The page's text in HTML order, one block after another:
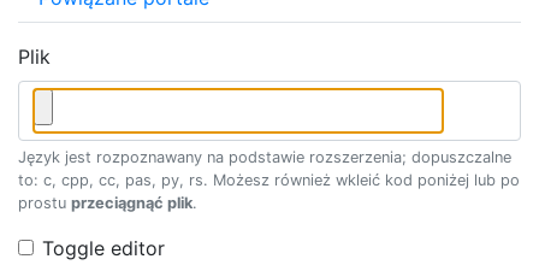
Plik
Język jest rozpoznawany na podstawie rozszerzenia; dopuszczalne
to: c, cpp, cc, pas, py, rs. Możesz również wkleić kod poniżej lub po
prostu przeciągnąć plik.
Toggle editor